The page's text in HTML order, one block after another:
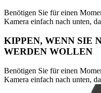
Benötigen Sie für einen
Kamera einfach nach unten,
KIPPEN, WENN SIE
WERDEN WOLLEN
Benötigen Sie für einen
Kamera einfach nach unten,